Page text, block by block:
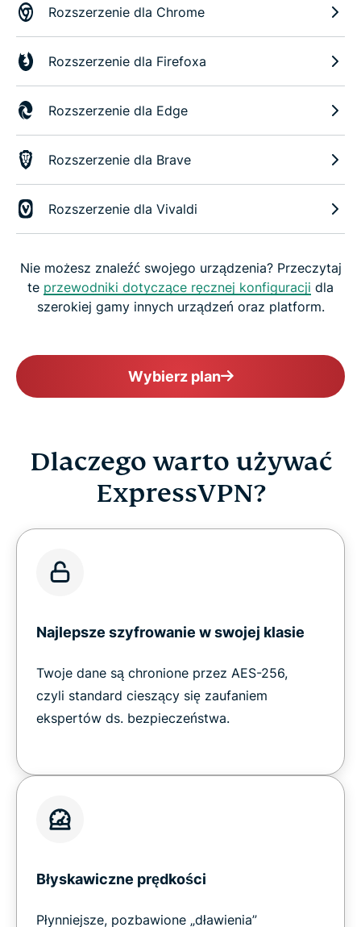
Rozszerzenie dla Chrome
Rozszerzenie dla Firefoxa
Rozszerzenie dla Edge
Rozszerzenie dla Brave
Rozszerzenie dla Vivaldi
Nie możesz znaleźć swojego urządzenia? Przeczytaj
te przewodniki dotyczące ręcznej konfiguracji dla
szerokiej gamy innych urządzeń oraz platform.
Wybierz plan
Dlaczego warto używać
ExpressVPN?
Najlepsze szyfrowanie w swojej klasie
Twoje dane są chronione przez AES-256,
czyli standard cieszący się zaufaniem
ekspertów ds. bezpieczeństwa.
Błyskawiczne prędkości
Płynniejsze, pozbawione „dławienia”